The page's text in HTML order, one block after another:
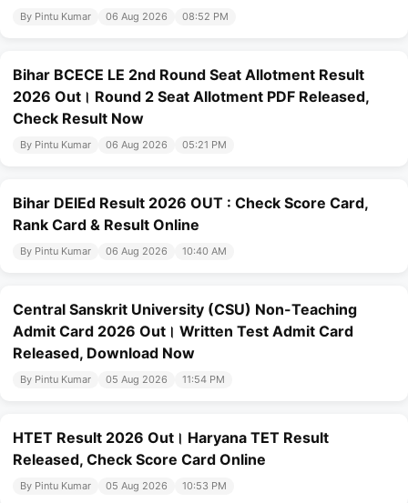
By Pintu Kumar 06 Aug 2026 08:52 PM
Bihar BCECE LE 2nd Round Seat Allotment Result
2026 Out। Round 2 Seat Allotment PDF Released,
Check Result Now
By Pintu Kumar 06 Aug 2026 05:21 PM
Bihar DElEd Result 2026 OUT : Check Score Card,
Rank Card & Result Online
By Pintu Kumar 06 Aug 2026 10:40 AM
Central Sanskrit University (CSU) Non-Teaching
Admit Card 2026 Out। Written Test Admit Card
Released, Download Now
By Pintu Kumar 05 Aug 2026 11:54 PM
HTET Result 2026 Out। Haryana TET Result
Released, Check Score Card Online
By Pintu Kumar 05 Aug 2026 10:53 PM